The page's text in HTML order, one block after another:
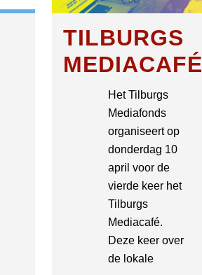
TILBURGS
MEDIACAFÉ
Het Tilburgs
Mediafonds
organiseert op
donderdag 10
april voor de
vierde keer het
Tilburgs
Mediacafé.
Deze keer over
de lokale